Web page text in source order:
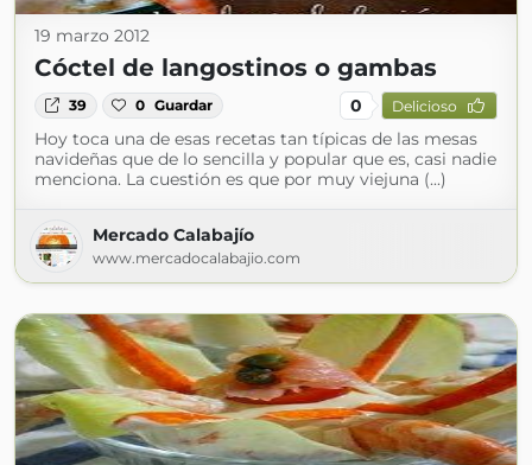
19 marzo 2012
Cóctel de langostinos o gambas
39 0 Guardar 0 Delicioso
Hoy toca una de esas recetas tan típicas de las mesas
navideñas que de lo sencilla y popular que es, casi nadie
menciona. La cuestión es que por muy viejuna (...)
Mercado Calabajío
www.mercadocalabajio.com